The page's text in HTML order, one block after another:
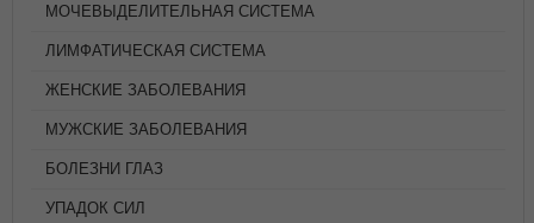
МОЧЕВЫДЕЛИТЕЛЬНАЯ СИСТЕМА
ЛИМФАТИЧЕСКАЯ СИСТЕМА
ЖЕНСКИЕ ЗАБОЛЕВАНИЯ
МУЖСКИЕ ЗАБОЛЕВАНИЯ
БОЛЕЗНИ ГЛАЗ
УПАДОК СИЛ